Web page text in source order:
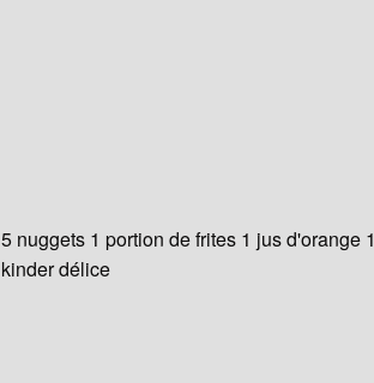
5 nuggets 1 portion de frites 1 jus d'orange 1
kinder délice